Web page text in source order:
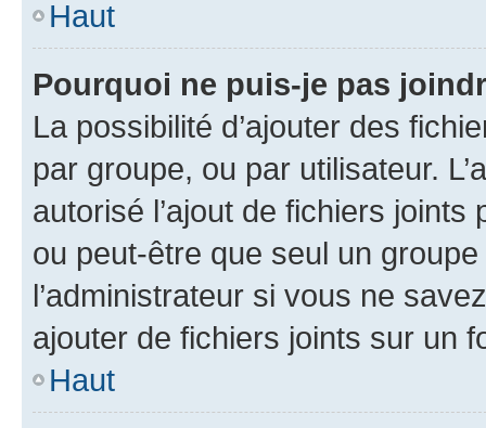
Haut
Pourquoi ne puis-je pas
La possibilité d’ajouter des
par groupe, ou par utilisateur.
autorisé l’ajout de fichiers
ou peut-être que seul un
l’administrateur si vous ne
ajouter de fichiers joints sur un
Haut